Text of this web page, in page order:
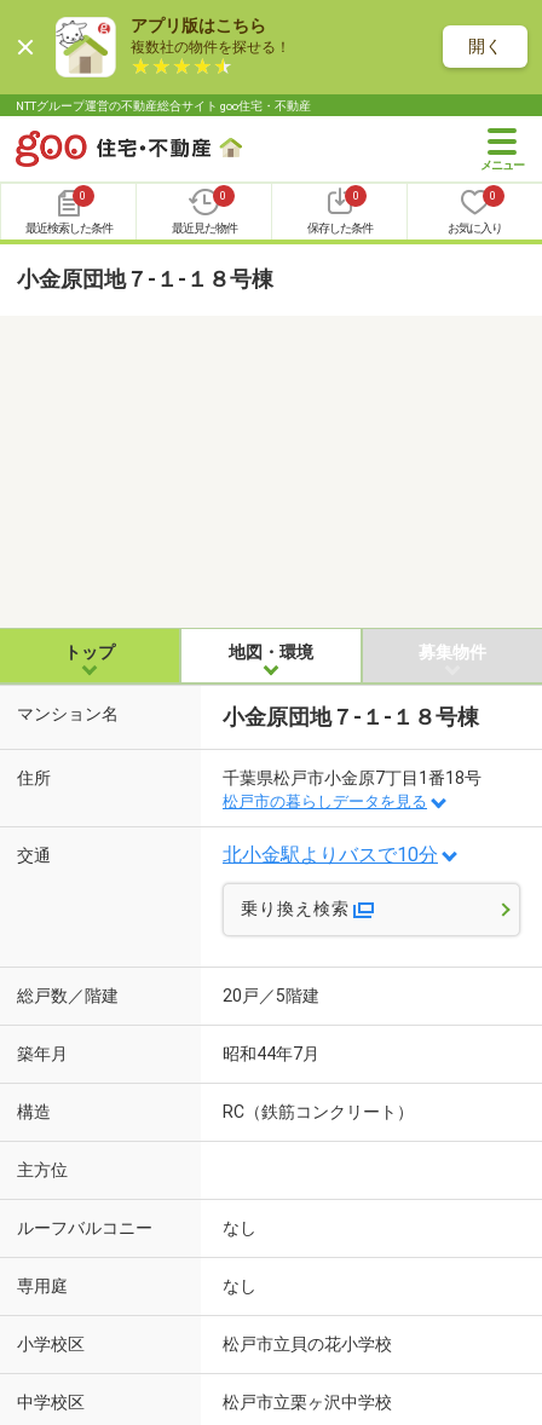
アプリ版はこちら
複数社の物件を探せる！ 開く
NTTグループ運営の不動産総合サイト goo住宅・不動産
0
最近検索した条件
0
最近見た物件
0
保存した条件
0
お気に入り
小金原団地７-１-１８号棟
トップ 地図・環境 募集物件
マンション名 小金原団地７-１-１８号棟
住所 千葉県松戸市小金原7丁目1番18号
松戸市の暮らしデータを見る
交通 北小金駅よりバスで10分
乗り換え検索
総戸数／階建 20戸／5階建
築年月 昭和44年7月
構造 RC（鉄筋コンクリート）
主方位
ルーフバルコニー なし
専用庭 なし
小学校区 松戸市立貝の花小学校
中学校区 松戸市立栗ヶ沢中学校